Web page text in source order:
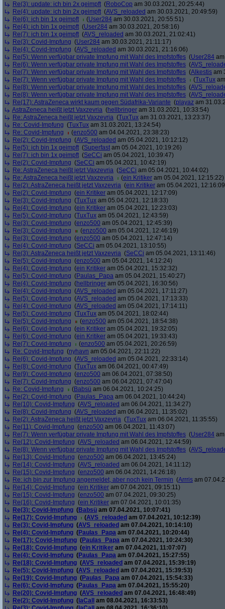
Re(3): update: ich bin 2x geimpft (RoboCop am 30.03.2021, 20:25:44)
Re(4): update: ich bin 2x geimpft (AVS_reloaded am 30.03.2021, 20:49:59)
Re(6): ich bin 1x geimpft
(User284 am 30.03.2021, 20:55:51)
Re(4): ich bin 1x geimpft (User284 am 30.03.2021, 20:58:16)
Re(7): ich bin 1x geimpft (AVS_reloaded am 30.03.2021, 21:02:41)
Re(3): Covid-Impfung (User284 am 30.03.2021, 21:11:17)
Re(4): Covid-Impfung (AVS_reloaded am 30.03.2021, 21:16:06)
Re(5): Wenn verfügbar private Impfung mit Wahl des Impfstoffes (User284
Re(6): Wenn verfügbar private Impfung mit Wahl des Impfstoffes (
Re(7): Wenn verfügbar private Impfung mit Wahl des Impfstoffes (Alkestis am
Re(7): Wenn verfügbar private Impfung mit Wahl des Impfstoffes
(TuxTux
Re(8): Wenn verfügbar private Impfung mit Wahl des Impfstoffes (
Re(8): Wenn verfügbar private Impfung mit Wahl des Impfstoffes (
Re(17): AstraZeneca wirkt kaum gegen Südafrika-Variante (playaz am
AstraZeneca heißt jetzt Vaxzevria (hellbringer am 31.03.2021, 10:33:54)
Re: AstraZeneca heißt jetzt Vaxzevria (TuxTux am 31.03.2021, 13:23:37)
Re: Covid-Impfung (TuxTux am 31.03.2021, 13:24:54)
Re: Covid-Impfung
(enzo500 am 04.04.2021, 23:38:23)
Re(2): Covid-Impfung (AVS_reloaded am 05.04.2021, 10:12:12)
Re(5): ich bin 1x geimpft (Superfast am 05.04.2021, 10:19:26)
Re(7): ich bin 1x geimpft (SeCCi am 05.04.2021, 10:39:47)
Re(2): Covid-Impfung (SeCCi am 05.04.2021, 10:42:19)
Re: AstraZeneca heißt jetzt Vaxzevria (SeCCi am 05.04.2021, 10:44:02)
Re: AstraZeneca heißt jetzt Vaxzevria
(ein Kritiker am 05.04.2021, 12:15:22)
Re(2): AstraZeneca heißt jetzt Vaxzevria (ein Kritiker am 05.04.2021,
Re(2): Covid-Impfung (ein Kritiker am 05.04.2021, 12:17:09)
Re(3): Covid-Impfung (TuxTux am 05.04.2021, 12:18:33)
Re(4): Covid-Impfung (ein Kritiker am 05.04.2021, 12:23:03)
Re(5): Covid-Impfung (TuxTux am 05.04.2021, 12:43:59)
Re(3): Covid-Impfung (enzo500 am 05.04.2021, 12:45:39)
Re(3): Covid-Impfung
(enzo500 am 05.04.2021, 12:46:19)
Re(3): Covid-Impfung (enzo500 am 05.04.2021, 12:47:14)
Re(4): Covid-Impfung (SeCCi am 05.04.2021, 13:10:55)
Re(3): AstraZeneca heißt jetzt Vaxzevria (SeCCi am 05.04.2021, 13:11:46)
Re(5): Covid-Impfung (enzo500 am 05.04.2021, 14:12:24)
Re(4): Covid-Impfung (ein Kritiker am 05.04.2021, 15:32:32)
Re(5): Covid-Impfung (Paulas_Papa am 05.04.2021, 15:40:27)
Re(4): Covid-Impfung (hellbringer am 05.04.2021, 16:30:56)
Re(4): Covid-Impfung (AVS_reloaded am 05.04.2021, 17:11:27)
Re(5): Covid-Impfung (AVS_reloaded am 05.04.2021, 17:13:33)
Re(4): Covid-Impfung (AVS_reloaded am 05.04.2021, 17:14:11)
Re(5): Covid-Impfung (TuxTux am 05.04.2021, 18:02:44)
Re(5): Covid-Impfung
(enzo500 am 05.04.2021, 18:54:38)
Re(6): Covid-Impfung (ein Kritiker am 05.04.2021, 19:32:05)
Re(6): Covid-Impfung (ein Kritiker am 05.04.2021, 19:33:43)
Re(7): Covid-Impfung
(enzo500 am 05.04.2021, 20:26:59)
Re: Covid-Impfung (nyhavn am 05.04.2021, 22:11:22)
Re(6): Covid-Impfung (AVS_reloaded am 05.04.2021, 22:33:14)
Re(8): Covid-Impfung (TuxTux am 06.04.2021, 00:47:49)
Re(9): Covid-Impfung (enzo500 am 06.04.2021, 07:38:50)
Re(7): Covid-Impfung (enzo500 am 06.04.2021, 07:47:04)
Re: Covid-Impfung
(Babsü am 06.04.2021, 10:24:25)
Re(2): Covid-Impfung (Paulas_Papa am 06.04.2021, 10:44:24)
Re(10): Covid-Impfung (AVS_reloaded am 06.04.2021, 11:34:27)
Re(8): Covid-Impfung (AVS_reloaded am 06.04.2021, 11:35:02)
Re(2): AstraZeneca heißt jetzt Vaxzevria (TuxTux am 06.04.2021, 11:35:55)
Re(11): Covid-Impfung (enzo500 am 06.04.2021, 11:43:07)
Re(7): Wenn verfügbar private Impfung mit Wahl des Impfstoffes (User284
Re(12): Covid-Impfung (AVS_reloaded am 06.04.2021, 12:44:59)
Re(8): Wenn verfügbar private Impfung mit Wahl des Impfstoffes (
Re(13): Covid-Impfung (enzo500 am 06.04.2021, 13:45:24)
Re(14): Covid-Impfung (AVS_reloaded am 06.04.2021, 14:11:12)
Re(15): Covid-Impfung (enzo500 am 06.04.2021, 14:26:18)
Re: ich bin zur Impfung angemeldet, aber noch kein Termin (Arrris am
Re(14): Covid-Impfung (ein Kritiker am 07.04.2021, 09:15:11)
Re(15): Covid-Impfung (enzo500 am 07.04.2021, 09:30:25)
Re(16): Covid-Impfung (ein Kritiker am 07.04.2021, 10:01:35)
Re(3): Covid-Impfung (Babsü am 07.04.2021, 10:07:41)
Re(17): Covid-Impfung
(AVS_reloaded am 07.04.2021, 10:12:39)
Re(3): Covid-Impfung (AVS_reloaded am 07.04.2021, 10:14:10)
Re(4): Covid-Impfung (Paulas_Papa am 07.04.2021, 10:20:44)
Re(17): Covid-Impfung (Paulas_Papa am 07.04.2021, 10:24:30)
Re(18): Covid-Impfung (ein Kritiker am 07.04.2021, 11:07:07)
Re(4): Covid-Impfung (Paulas_Papa am 07.04.2021, 15:27:55)
Re(18): Covid-Impfung (AVS_reloaded am 07.04.2021, 15:39:19)
Re(5): Covid-Impfung (AVS_reloaded am 07.04.2021, 15:39:53)
Re(19): Covid-Impfung (Paulas_Papa am 07.04.2021, 15:54:33)
Re(6): Covid-Impfung (Paulas_Papa am 07.04.2021, 15:55:20)
Re(20): Covid-Impfung (AVS_reloaded am 07.04.2021, 16:48:49)
Re(2): Covid-Impfung ( laCall
am 08.04.2021, 16:33:53)